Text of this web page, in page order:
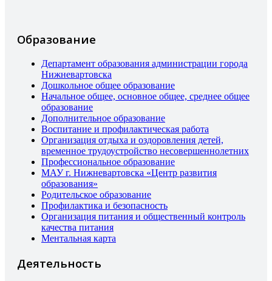
Образование
Департамент образования администрации города
Нижневартовска
Дошкольное общее образование
Начальное общее, основное общее, среднее общее
образование
Дополнительное образование
Воспитание и профилактическая работа
Организация отдыха и оздоровления детей,
временное трудоустройство несовершеннолетних
Профессиональное образование
МАУ г. Нижневартовска «Центр развития
образования»
Родительское образование
Профилактика и безопасность
Организация питания и общественный контроль
качества питания
Ментальная карта
Деятельность